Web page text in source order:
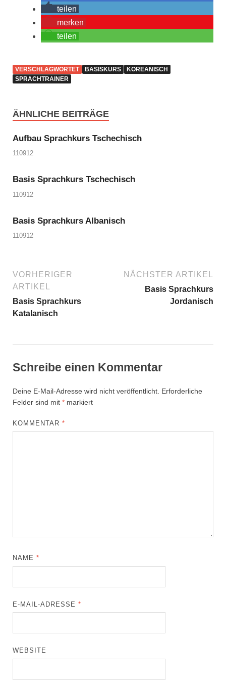
teilen
merken
teilen
VERSCHLAGWORTET BASISKURS
KOREANISCH
SPRACHTRAINER
ÄHNLICHE BEITRÄGE
Aufbau Sprachkurs Tschechisch
110912
Basis Sprachkurs Tschechisch
110912
Basis Sprachkurs Albanisch
110912
VORHERIGER
ARTIKEL
Basis Sprachkurs
Katalanisch
NÄCHSTER ARTIKEL
Basis Sprachkurs
Jordanisch
Schreibe einen Kommentar
Deine E-Mail-Adresse wird nicht veröffentlicht. Erforderliche
Felder sind mit * markiert
KOMMENTAR*
NAME*
E-MAIL-ADRESSE*
WEBSITE